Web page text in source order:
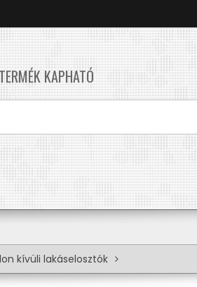
KAPHATÓ
kívüli lakáselosztók